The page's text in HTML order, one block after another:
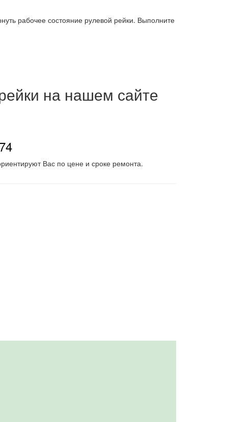
рабочее состояние рулевой рейки. Выполните
на нашем сайте
Вас по цене и сроке ремонта.